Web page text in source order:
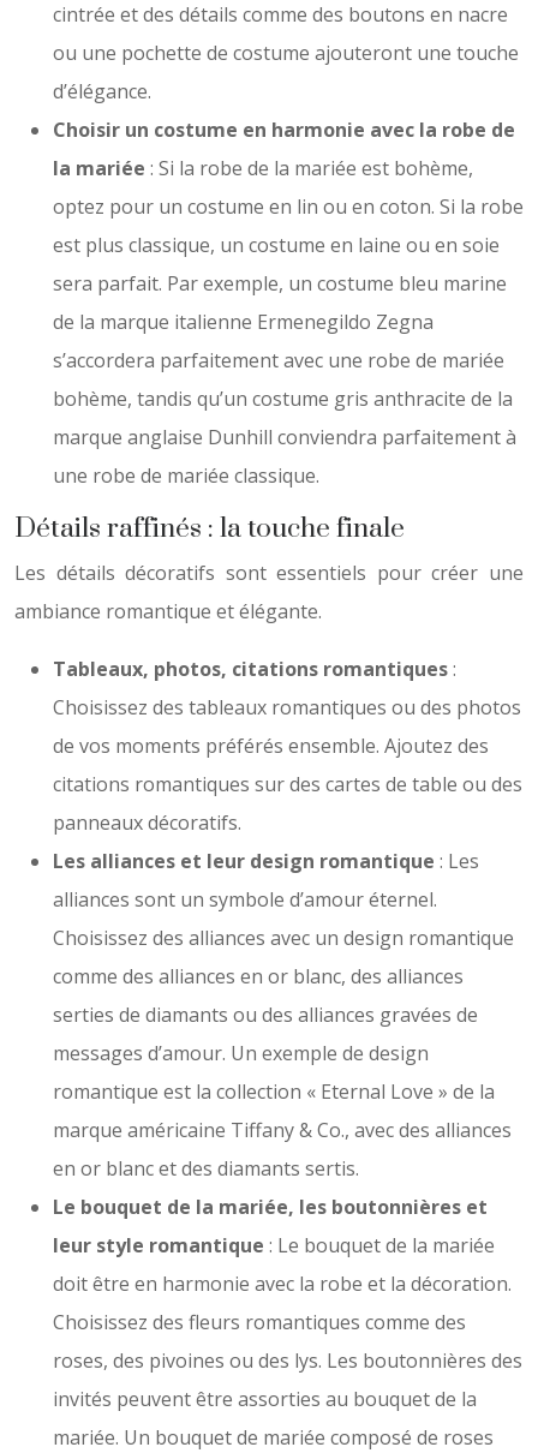
cintrée et des détails comme des boutons en nacre
ou une pochette de costume ajouteront une touche
d’élégance.
Choisir un costume en harmonie avec la robe de
la mariée : Si la robe de la mariée est bohème,
optez pour un costume en lin ou en coton. Si la robe
est plus classique, un costume en laine ou en soie
sera parfait. Par exemple, un costume bleu marine
de la marque italienne Ermenegildo Zegna
s’accordera parfaitement avec une robe de mariée
bohème, tandis qu’un costume gris anthracite de la
marque anglaise Dunhill conviendra parfaitement à
une robe de mariée classique.
Détails raffinés : la touche finale
Les détails décoratifs sont essentiels pour créer une
ambiance romantique et élégante.
Tableaux, photos, citations romantiques:
Choisissez des tableaux romantiques ou des photos
de vos moments préférés ensemble. Ajoutez des
citations romantiques sur des cartes de table ou des
panneaux décoratifs.
Les alliances et leur design romantique : Les
alliances sont un symbole d’amour éternel.
Choisissez des alliances avec un design romantique
comme des alliances en or blanc, des alliances
serties de diamants ou des alliances gravées de
messages d’amour. Un exemple de design
romantique est la collection « Eternal Love » de la
marque américaine Tiffany & Co., avec des alliances
en or blanc et des diamants sertis.
Le bouquet de la mariée, les boutonnières et
leur style romantique : Le bouquet de la mariée
doit être en harmonie avec la robe et la décoration.
Choisissez des fleurs romantiques comme des
roses, des pivoines ou des lys. Les boutonnières des
invités peuvent être assorties au bouquet de la
mariée. Un bouquet de mariée composé de roses